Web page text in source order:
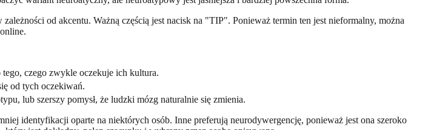
od akcentu. Ważną częścią jest nacisk na "TIP". Ponieważ termin ten jest nieformalny, można
czego zwykle oczekuje ich kultura.
od tych oczekiwań.
lub szerszy pomysł, że ludzki mózg naturalnie się zmienia.
identyfikacji oparte na niektórych osób. Inne preferują neurodywergencję, ponieważ jest ona szeroko